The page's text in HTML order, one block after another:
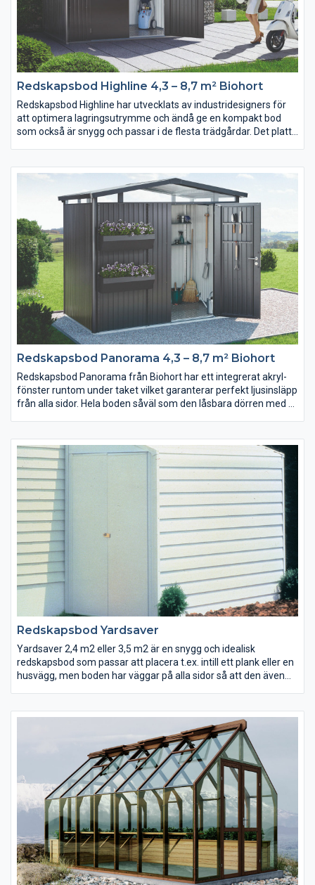
Redskapsbod Highline 4,3 – 8,7 m² Biohort
Redskapsbod Highline har utvecklats av industridesigners för
att optimera lagringsutrymme och ändå ge en kompakt bod
som också är snygg och passar i de flesta trädgårdar. Det platta
olika storlekar och en höjd på 222cm uppfyller den de flesta
Boden är testad för en snölast upp till 150 kg/m² och vindstyrka
upp till 42 m/s.
Redskapsbod Panorama 4,3 – 8,7 m² Biohort
Redskapsbod Panorama från Biohort har ett integrerat akryl-
fönster runtom under taket vilket garanterar perfekt ljusinsläpp
från alla sidor. Hela boden såväl som den låsbara dörren med 3-
vind, såväl som mot objudna gäster.
Finns i färgerna metallic-silver, metallic kvarts-grå och metallic-
mörkgrå.
Redskapsbod Yardsaver
Yardsaver 2,4 m2 eller 3,5 m2 är en snygg och idealisk
redskapsbod som passar att placera t.ex. intill ett plank eller en
husvägg, men boden har väggar på alla sidor så att den även
Extra kraftigt utförande i stål med panelprofilerade väggplåtar.